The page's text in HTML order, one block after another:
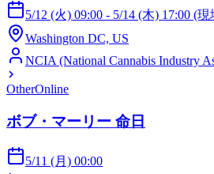
5/12 (火) 09:00 - 5/14 (木) 17:00 (
Washington DC, US
NCIA (National Cannabis Industry
OtherOnline
ボブ・マーリー 命日
5/11 (月) 00:00